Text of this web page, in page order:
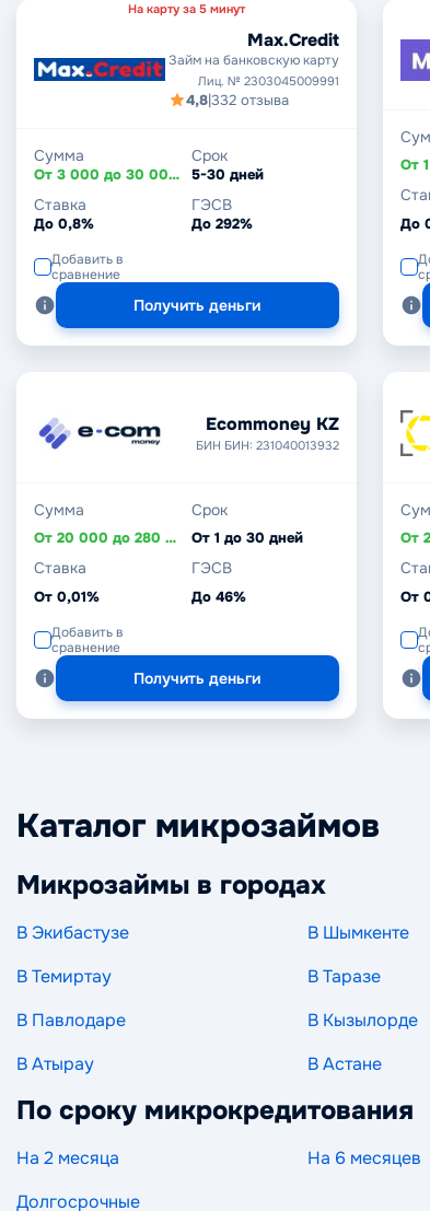
На карту за 5 минут
Max.Credit
Займ на банковскую карту
Лиц. № 2303045009991
4,8|332 отзыва
Сумма
От 3 000 до 30 000 ₽
Срок
5-30 дней
Ставка
До 0,8%
ГЭСВ
До 292%
Добавить в
сравнение
Получить деньги
До
Ecommoney KZ
БИН БИН: 231040013932
Сумма
От 20 000 до 280 000 ₸
Срок
От 1 до 30 дней
Ставка
От 0,01%
ГЭСВ
До 46%
Добавить в
сравнение
Получить деньги
От
Каталог микрозаймов
Микрозаймы в городах
В Экибастузе В Шымкенте
В Темиртау
В Таразе
В Павлодаре
В Кызылорде
В Атырау
В Астане
По сроку микрокредитования
На 2 месяца На 6 месяцев
Долгосрочные